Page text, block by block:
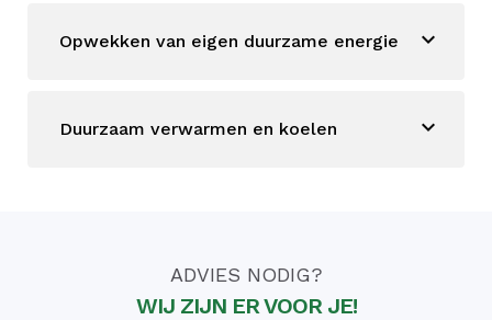
Opwekken van eigen duurzame energie
Duurzaam verwarmen en koelen
ADVIES NODIG?
WIJ ZIJN ER VOOR JE!